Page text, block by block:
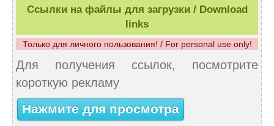
Ссылки на файлы для загрузки / Download
links
Только для личного пользования! / For personal use only!
Для получения ссылок, посмотрите
короткую рекламу
Нажмите для просмотра